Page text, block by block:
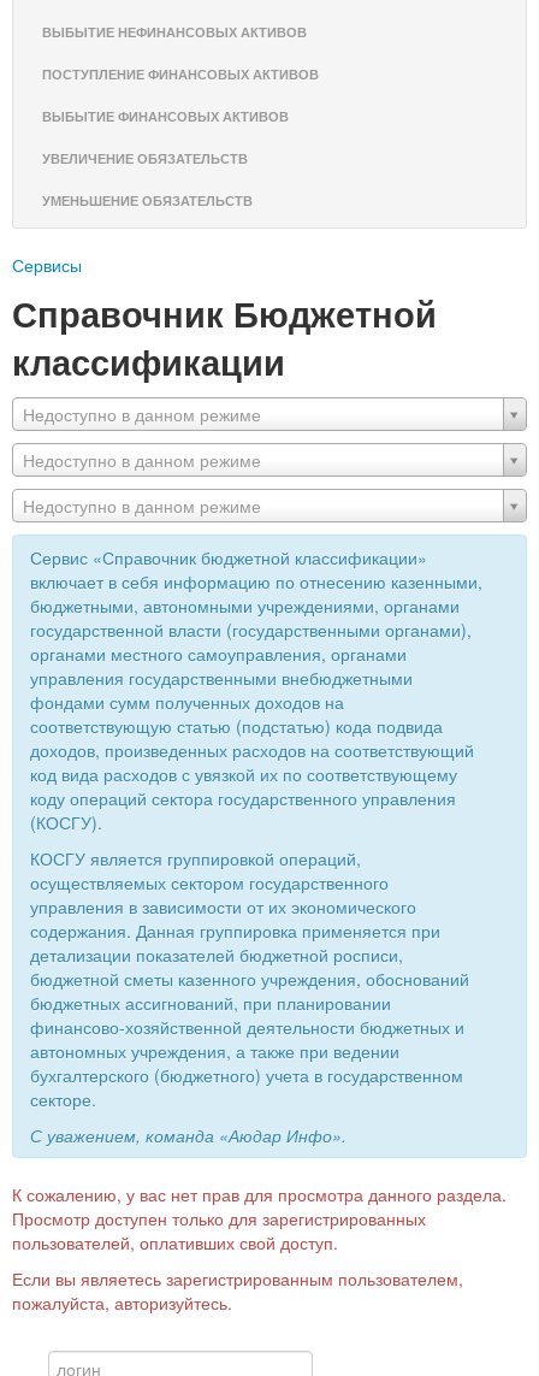
ВЫБЫТИЕ НЕФИНАНСОВЫХ АКТИВОВ
ПОСТУПЛЕНИЕ ФИНАНСОВЫХ АКТИВОВ
ВЫБЫТИЕ ФИНАНСОВЫХ АКТИВОВ
УВЕЛИЧЕНИЕ ОБЯЗАТЕЛЬСТВ
УМЕНЬШЕНИЕ ОБЯЗАТЕЛЬСТВ
Сервисы
Справочник Бюджетной
классификации
Недоступно в данном режиме
Недоступно в данном режиме
Недоступно в данном режиме
Сервис «Справочник бюджетной классификации»
включает в себя информацию по отнесению казенными,
бюджетными, автономными учреждениями, органами
государственной власти (государственными органами),
органами местного самоуправления, органами
управления государственными внебюджетными
фондами сумм полученных доходов на
соответствующую статью (подстатью) кода подвида
доходов, произведенных расходов на соответствующий
код вида расходов с увязкой их по соответствующему
коду операций сектора государственного управления
(КОСГУ).
КОСГУ является группировкой операций,
осуществляемых сектором государственного
управления в зависимости от их экономического
содержания. Данная группировка применяется при
детализации показателей бюджетной росписи,
бюджетной сметы казенного учреждения, обоснований
бюджетных ассигнований, при планировании
финансово-хозяйственной деятельности бюджетных и
автономных учреждения, а также при ведении
бухгалтерского (бюджетного) учета в государственном
секторе.
С уважением, команда «Аюдар Инфо».
К сожалению, у вас нет прав для просмотра данного раздела.
Просмотр доступен только для зарегистрированных
пользователей, оплативших свой доступ.
Если вы являетесь зарегистрированным пользователем,
пожалуйста, авторизуйтесь.